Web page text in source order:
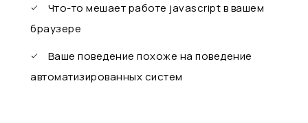
Что-то мешает работе javascript в вашем
браузере
Ваше поведение похоже на поведение
автоматизированных систем